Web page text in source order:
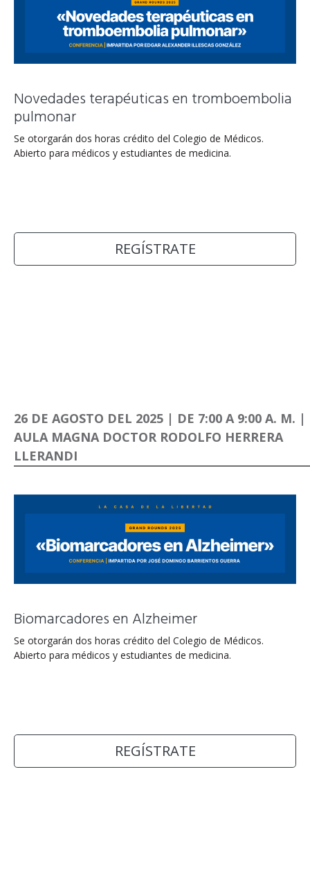
Novedades terapéuticas en tromboembolia
pulmonar
Se otorgarán dos horas crédito del Colegio de Médicos.
Abierto para médicos y estudiantes de medicina.
REGÍSTRATE
26 DE AGOSTO DEL 2025 | DE 7:00 A 9:00 A. M. |
AULA MAGNA DOCTOR RODOLFO HERRERA
LLERANDI
Biomarcadores en Alzheimer
Se otorgarán dos horas crédito del Colegio de Médicos.
Abierto para médicos y estudiantes de medicina.
REGÍSTRATE